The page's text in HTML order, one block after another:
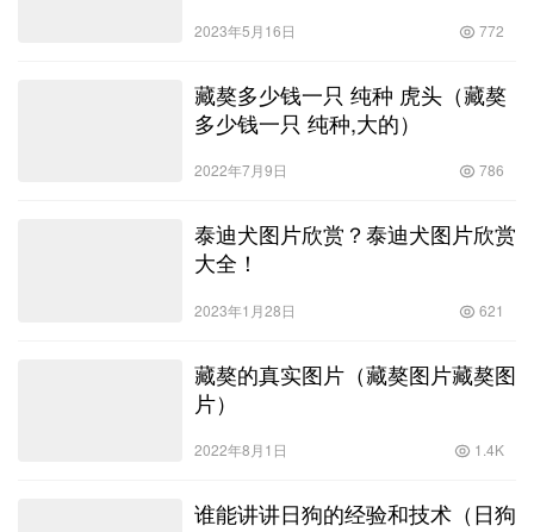
2023年5月16日 772
藏獒多少钱一只 纯种 虎头（藏獒
多少钱一只 纯种,大的）
2022年7月9日 786
泰迪犬图片欣赏？泰迪犬图片欣赏
大全！
2023年1月28日 621
藏獒的真实图片（藏獒图片藏獒图
片）
2022年8月1日 1.4K
谁能讲讲日狗的经验和技术（日狗